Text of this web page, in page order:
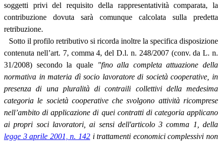
soggetti privi del requisito della rappresentatività comparata, la
contribuzione dovuta sarà comunque calcolata sulla predetta
retribuzione.
Sotto il profilo retributivo si ricorda inoltre la specifica disposizione
contenuta nell’art. 7, comma 4, del D.l. n. 248/2007 (conv. da L. n.
31/2008) secondo la quale
"fino alla completa attuazione della
normativa in materia dì socio lavoratore di società cooperative, in
presenza di una pluralità di contraili collettivi della medesima
categoria le società cooperative che svolgono attività ricomprese
nell’ambito di applicazione di quei contratti di categoria applicano
ai propri soci lavoratori, ai sensi dell'articolo 3 comma 1, della
legge 3 aprile 2001, n. 142 i trattamenti economici complessivi non